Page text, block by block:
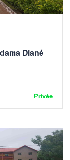
Diané
Privée